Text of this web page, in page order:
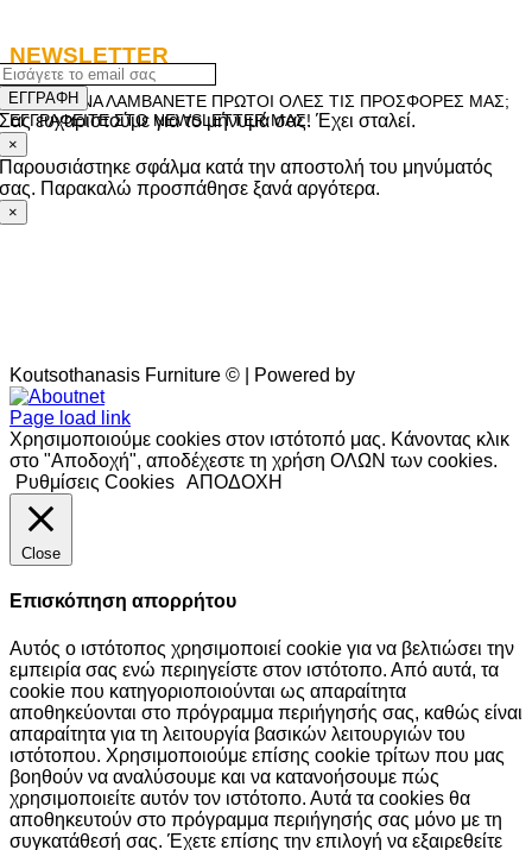
NEWSLETTER
ΘΕΛΕΤΕ ΝΑ ΛΑΜΒΑΝΕΤΕ ΠΡΩΤΟΙ ΟΛΕΣ ΤΙΣ ΠΡΟΣΦΟΡΕΣ ΜΑΣ;
ΕΓΓΡΑΦΕΙΤΕ ΣΤΟ NEWSLETTER ΜΑΣ!
ΕΓΓΡΑΦΗ
Σας ευχαριστούμε για το μήνυμά σας. Έχει σταλεί.
×
Παρουσιάστηκε σφάλμα κατά την αποστολή του μηνύματός
σας. Παρακαλώ προσπάθησε ξανά αργότερα.
×
Koutsothanasis Furniture © | Powered by
Page load link
Χρησιμοποιούμε cookies στον ιστότοπό μας. Κάνοντας κλικ
στο "Αποδοχή", αποδέχεστε τη χρήση ΟΛΩΝ των cookies.
Ρυθμίσεις Cookies ΑΠΟΔΟΧΗ
Close
Επισκόπηση απορρήτου
Αυτός ο ιστότοπος χρησιμοποιεί cookie για να βελτιώσει την
εμπειρία σας ενώ περιηγείστε στον ιστότοπο. Από αυτά, τα
cookie που κατηγοριοποιούνται ως απαραίτητα
αποθηκεύονται στο πρόγραμμα περιήγησής σας, καθώς είναι
απαραίτητα για τη λειτουργία βασικών λειτουργιών του
ιστότοπου. Χρησιμοποιούμε επίσης cookie τρίτων που μας
βοηθούν να αναλύσουμε και να κατανοήσουμε πώς
χρησιμοποιείτε αυτόν τον ιστότοπο. Αυτά τα cookies θα
αποθηκευτούν στο πρόγραμμα περιήγησής σας μόνο με τη
συγκατάθεσή σας. Έχετε επίσης την επιλογή να εξαιρεθείτε